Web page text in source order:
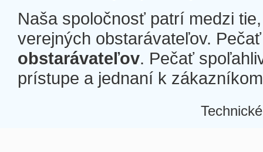
Naša spoločnosť patrí medzi
verejných obstarávateľov.
obstarávateľov. Pečať
prístupe a jednaní k